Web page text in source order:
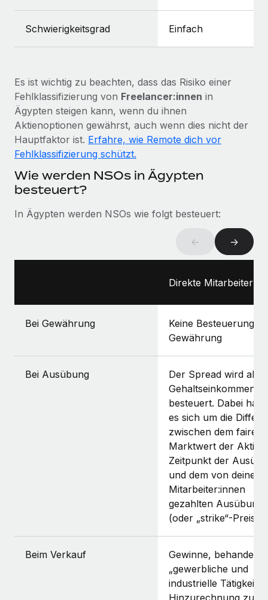
Mehr erfahren
Schwierigkeitsgrad
Einfach
Es ist wichtig zu beachten, dass das Risiko einer
Fehlklassifizierung von Freelancer:innen in
Ägypten steigen kann, wenn du ihnen
Aktienoptionen gewährst, auch wenn dies nicht der
Hauptfaktor ist. Erfahre, wie Remote dich vor
Fehlklassifizierung schützt.
Wie werden NSOs in Ägypten
besteuert?
In Ägypten werden NSOs wie folgt besteuert:
← →
Direkte
Bei Gewährung
Keine Besteuerung
Gewährung
Bei Ausübung
Der Spread wird als
Gehaltseinkommen
besteuert. Dabei
es sich um die
zwischen dem fairen
Marktwert der Aktien
Zeitpunkt der
und dem von deinen
Mitarbeiter:innen
gezahlten
(oder „strike“-Preis)
Beim Verkauf
Gewinne, behandelt
„gewerbliche und
industrielle Tätigkeit“,